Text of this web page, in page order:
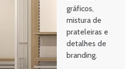
gráficos,
mistura de
prateleiras e
detalhes de
branding.